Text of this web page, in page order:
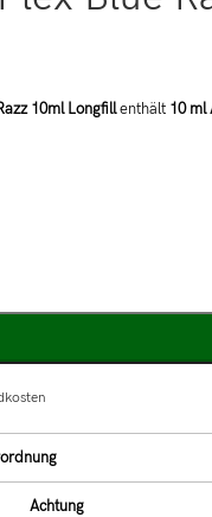
10ml Longfillenthält 10 ml
Achtung